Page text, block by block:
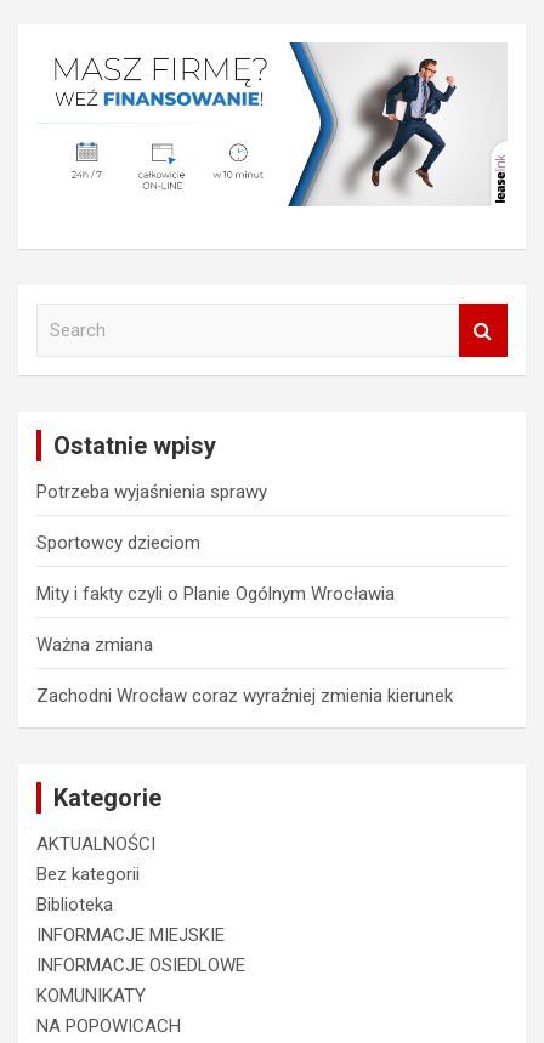
Ostatnie wpisy
Potrzeba wyjaśnienia sprawy
Sportowcy dzieciom
Mity i fakty czyli o Planie Ogólnym Wrocławia
Ważna zmiana
Zachodni Wrocław coraz wyraźniej zmienia kierunek
Kategorie
AKTUALNOŚCI
Bez kategorii
Biblioteka
INFORMACJE MIEJSKIE
INFORMACJE OSIEDLOWE
KOMUNIKATY
NA POPOWICACH